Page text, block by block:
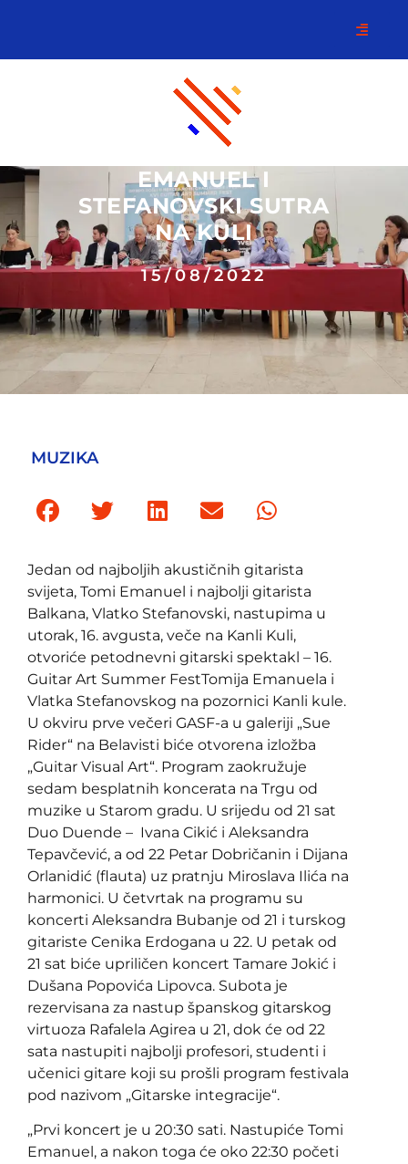
EMANUEL I
STEFANOVSKI SUTRA
NA KULI
15/08/2022
MUZIKA
Jedan od najboljih akustičnih gitarista
svijeta, Tomi Emanuel i najbolji gitarista
Balkana, Vlatko Stefanovski, nastupima u
utorak, 16. avgusta, veče na Kanli Kuli,
otvoriće petodnevni gitarski spektakl – 16.
Guitar Art Summer FestTomija Emanuela i
Vlatka Stefanovskog na pozornici Kanli kule.
U okviru prve večeri GASF-a u galeriji „Sue
Rider“ na Belavisti biće otvorena izložba
„Guitar Visual Art“. Program zaokružuje
sedam besplatnih koncerata na Trgu od
muzike u Starom gradu. U srijedu od 21 sat
Duo Duende – Ivana Cikić i Aleksandra
Tepavčević, a od 22 Petar Dobričanin i Dijana
Orlanidić (flauta) uz pratnju Miroslava Ilića na
harmonici. U četvrtak na programu su
koncerti Aleksandra Bubanje od 21 i turskog
gitariste Cenika Erdogana u 22. U petak od
21 sat biće upriličen koncert Tamare Jokić i
Dušana Popovića Lipovca. Subota je
rezervisana za nastup španskog gitarskog
virtuoza Rafalela Agirea u 21, dok će od 22
sata nastupiti najbolji profesori, studenti i
učenici gitare koji su prošli program festivala
pod nazivom „Gitarske integracije“.
„Prvi koncert je u 20:30 sati. Nastupiće Tomi
Emanuel, a nakon toga će oko 22:30 početi